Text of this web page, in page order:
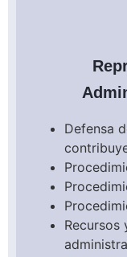
Defensa
Recursos